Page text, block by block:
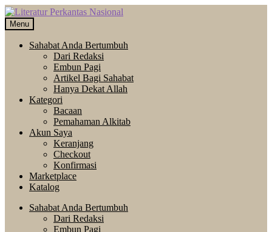
Skip
to
navigation
Langsung
ke
isi
Menu
Sahabat Anda Bertumbuh
Dari Redaksi
Embun Pagi
Artikel Bagi Sahabat
Hanya Dekat Allah
Kategori
Bacaan
Pemahaman Alkitab
Akun Saya
Keranjang
Checkout
Konfirmasi
Marketplace
Katalog
Sahabat Anda Bertumbuh
Dari Redaksi
Embun Pagi